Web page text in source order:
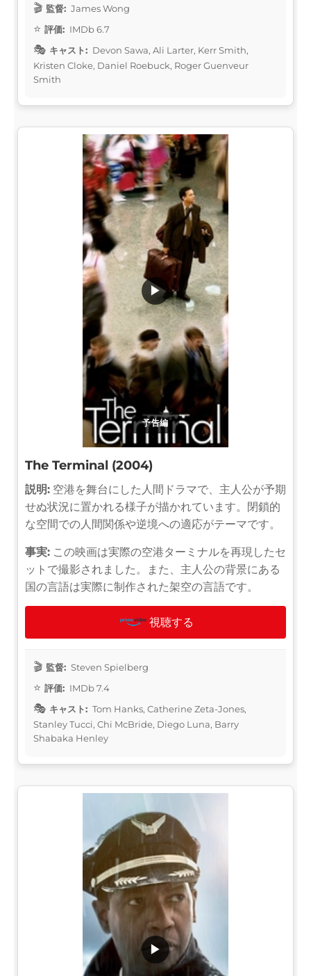
監督: James Wong
評価: IMDb 6.7
キャスト: Devon Sawa, Ali Larter, Kerr Smith,
Kristen Cloke, Daniel Roebuck, Roger Guenveur
Smith
予告編
▶
The Terminal (2004)
説明: 空港を舞台にした人間ドラマで、主人公が予期
せぬ状況に置かれる様子が描かれています。閉鎖的
な空間での人間関係や逆境への適応がテーマです。
事実: この映画は実際の空港ターミナルを再現したセ
ットで撮影されました。また、主人公の背景にある
国の言語は実際に制作された架空の言語です。
視聴する
監督: Steven Spielberg
評価: IMDb 7.4
キャスト: Tom Hanks, Catherine Zeta-Jones,
Stanley Tucci, Chi McBride, Diego Luna, Barry
Shabaka Henley
▶